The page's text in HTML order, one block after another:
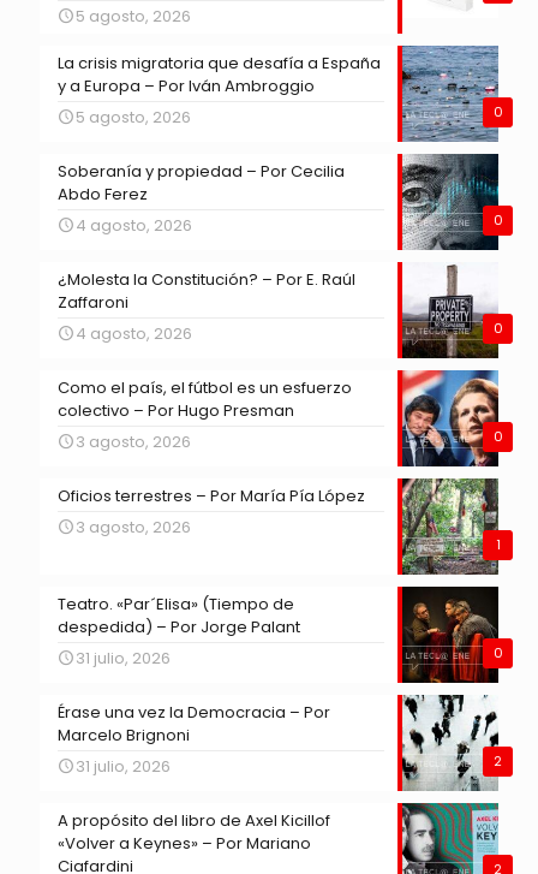
5 agosto, 2026
0
La crisis migratoria que desafía a España
y a Europa – Por Iván Ambroggio
5 agosto, 2026
0
Soberanía y propiedad – Por Cecilia
Abdo Ferez
4 agosto, 2026
0
¿Molesta la Constitución? – Por E. Raúl
Zaffaroni
4 agosto, 2026
0
Como el país, el fútbol es un esfuerzo
colectivo – Por Hugo Presman
3 agosto, 2026
1
Oficios terrestres – Por María Pía López
3 agosto, 2026
0
Teatro. «Par´Elisa» (Tiempo de
despedida) – Por Jorge Palant
31 julio, 2026
2
Érase una vez la Democracia – Por
Marcelo Brignoni
31 julio, 2026
2
A propósito del libro de Axel Kicillof
«Volver a Keynes» – Por Mariano
Ciafardini